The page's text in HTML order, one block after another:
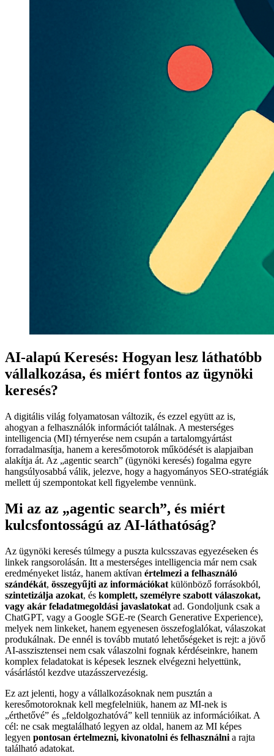
AI-alapú Keresés: Hogyan lesz láthatóbb
vállalkozása, és miért fontos az ügynöki
keresés?
A digitális világ folyamatosan változik, és ezzel együtt az is,
ahogyan a felhasználók információt találnak. A mesterséges
intelligencia (MI) térnyerése nem csupán a tartalomgyártást
forradalmasítja, hanem a keresőmotorok működését is alapjaiban
alakítja át. Az „agentic search” (ügynöki keresés) fogalma egyre
hangsúlyosabbá válik, jelezve, hogy a hagyományos SEO-stratégiák
mellett új szempontokat kell figyelembe vennünk.
Mi az az „agentic search”, és miért
kulcsfontosságú az AI-láthatóság?
Az ügynöki keresés túlmegy a puszta kulcsszavas egyezéseken és
linkek rangsorolásán. Itt a mesterséges intelligencia már nem csak
eredményeket listáz, hanem aktívan értelmezi a felhasználó
szándékát, összegyűjti az információkat különböző forrásokból,
szintetizálja azokat, és komplett, személyre szabott válaszokat,
vagy akár feladatmegoldási javaslatokat ad. Gondoljunk csak a
ChatGPT, vagy a Google SGE-re (Search Generative Experience),
melyek nem linkeket, hanem egyenesen összefoglalókat, válaszokat
produkálnak. De ennél is tovább mutató lehetőségeket is rejt: a jövő
AI-asszisztensei nem csak válaszolni fognak kérdéseinkre, hanem
komplex feladatokat is képesek lesznek elvégezni helyettünk,
vásárlástól kezdve utazásszervezésig.
Ez azt jelenti, hogy a vállalkozásoknak nem pusztán a
keresőmotoroknak kell megfelelniük, hanem az MI-nek is
„érthetővé” és „feldolgozhatóvá” kell tenniük az információikat. A
cél: ne csak megtalálható legyen az oldal, hanem az MI képes
legyen pontosan értelmezni, kivonatolni és felhasználni a rajta
található adatokat.